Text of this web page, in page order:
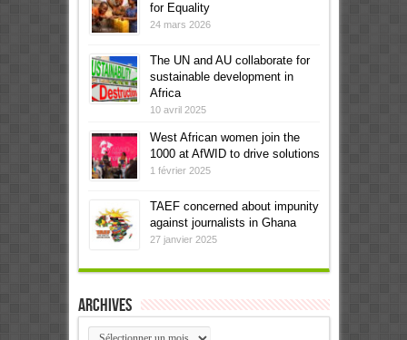
for Equality
24 mars 2026
The UN and AU collaborate for
sustainable development in
Africa
10 avril 2025
West African women join the
1000 at AfWID to drive solutions
1 février 2025
TAEF concerned about impunity
against journalists in Ghana
27 janvier 2025
Archives
Archives